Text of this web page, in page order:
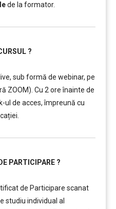
de la formator.
?
sub formă de webinar, pe
ZOOM). Cu 2 ore înainte de
ul de acces, împreună cu
PARTICIPARE ?
de Participare scanat
studiu individual al